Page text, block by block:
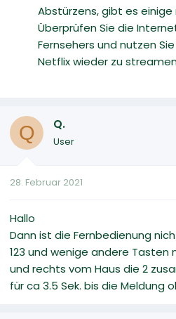
Abstürzens, gibt es einige
Überprüfen Sie die
Fernsehers und nutzen
Netflix wieder zu
Q Q.
User
28. Februar 2021
Hallo
Dann ist die Fernbedienung
123 und wenige andere Tasten
und rechts vom Haus die 2
für ca 3.5 Sek. bis die Meldung